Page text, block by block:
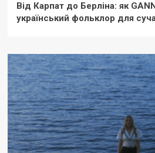
Від Карпат до Берліна: як
український фольклор для